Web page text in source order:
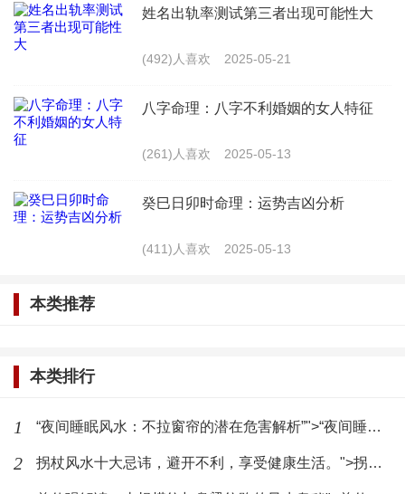
厕所装修：厕所的装修风格和颜色也会对风水产
生影响。例如，厕所装修过于华丽或颜色过于鲜艳，
四、改善宿舍隔壁厕所风水的建议
为了改善宿舍隔壁厕所的风水，可以采取以下措
施：
调整厕所位置：如果条件允许，可以尝试调整厕
装修风格和颜色，有助于改善厕所的风水。
姓名出轨率测试第三者出现可能性大
(492)人喜欢 2025-05-21
八字命理：八字不利婚姻的女人特征
(261)人喜欢 2025-05-13
癸巳日卯时命理：运势吉凶分析
(411)人喜欢 2025-05-13
本类推荐
本类排行
1 “夜间睡眠风水：不拉窗帘的潜在危害解析”">“夜间睡眠风水：不拉窗帘的潜在危害解析”
2 拐杖风水十大忌讳，避开不利，享受健康生活。">拐杖风水十大忌讳，避开不利，享受健康生活。